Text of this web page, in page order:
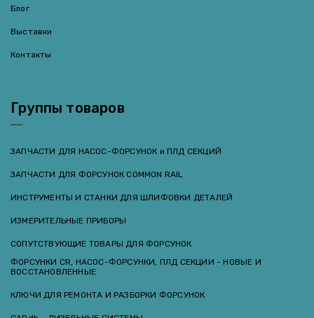
Блог
Выставки
Контакты
Группы товаров
ЗАПЧАСТИ ДЛЯ НАСОС-ФОРСУНОК и ПЛД СЕКЦИЙ
ЗАПЧАСТИ ДЛЯ ФОРСУНОК COMMON RAIL
ИНСТРУМЕНТЫ И СТАНКИ ДЛЯ ШЛИФОВКИ ДЕТАЛЕЙ
ИЗМЕРИТЕЛЬНЫЕ ПРИБОРЫ
СОПУТСТВУЮЩИЕ ТОВАРЫ ДЛЯ ФОРСУНОК
ФОРСУНКИ CR, НАСОС-ФОРСУНКИ, ПЛД СЕКЦИИ - НОВЫЕ И
ВОССТАНОВЛЕННЫЕ
КЛЮЧИ ДЛЯ РЕМОНТА И РАЗБОРКИ ФОРСУНОК